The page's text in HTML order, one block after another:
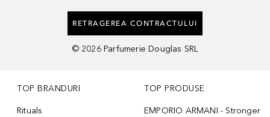
RETRAGEREA CONTRACTULUI
© 2026 Parfumerie Douglas SRL
TOP BRANDURI
Rituals
TOP PRODUSE
EMPORIO ARMANI - Stronger